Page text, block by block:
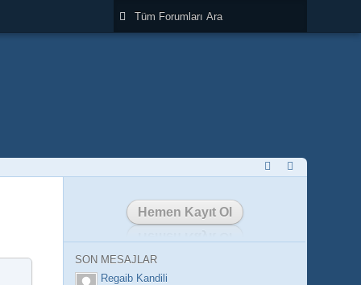
Hemen Kayıt Ol
SON MESAJLAR
Regaib Kandili